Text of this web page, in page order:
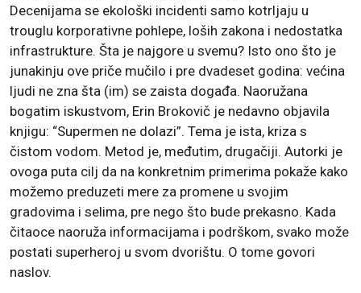
Decenijama se ekološki incidenti samo kotrljaju u
trouglu korporativne pohlepe, loših zakona i nedostatka
infrastrukture. Šta je najgore u svemu? Isto ono što je
junakinju ove priče mučilo i pre dvadeset godina: većina
ljudi ne zna šta (im) se zaista događa. Naoružana
bogatim iskustvom, Erin Brokovič je nedavno objavila
knjigu: “Supermen ne dolazi”. Tema je ista, kriza s
čistom vodom. Metod je, međutim, drugačiji. Autorki je
ovoga puta cilj da na konkretnim primerima pokaže kako
možemo preduzeti mere za promene u svojim
gradovima i selima, pre nego što bude prekasno. Kada
čitaoce naoruža informacijama i podrškom, svako može
postati superheroj u svom dvorištu. O tome govori
naslov.